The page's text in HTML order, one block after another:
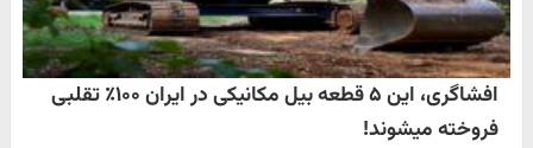
افشاگری، این ۵ قطعه بیل مکانیکی در ایران ۱۰۰٪ تقلبی
فروخته میشوند!